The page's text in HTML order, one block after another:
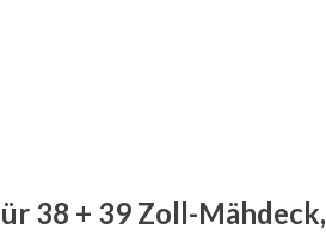
38 + 39 Zoll-Mähdeck,